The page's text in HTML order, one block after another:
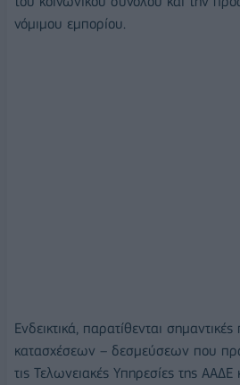
νόμιμου εμπορίου.
Ενδεικτικά, παρατίθενται
κατασχέσεων – δεσμεύσεων που
τις Τελωνειακές Υπηρεσίες της